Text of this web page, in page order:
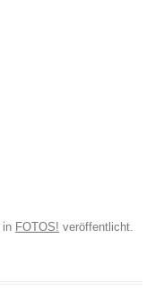
in FOTOS! veröffentlicht.